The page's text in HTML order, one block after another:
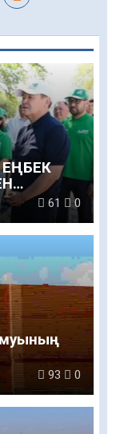
61 0
93 0